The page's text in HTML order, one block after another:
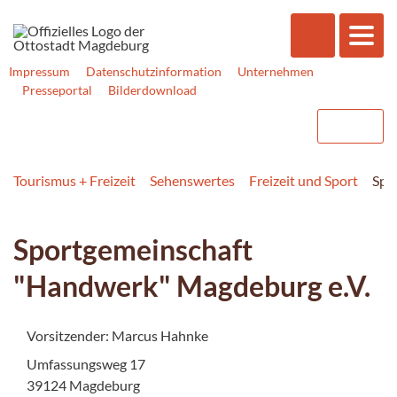
Impressum Datenschutzinformation
Unternehmen
Presseportal
Bilderdownload
Tourismus + Freizeit Sehenswertes Freizeit und Sport
Sportgemeinschaft
"Handwerk" Magdeburg e.V.
Vorsitzender: Marcus Hahnke
Umfassungsweg 17
39124 Magdeburg